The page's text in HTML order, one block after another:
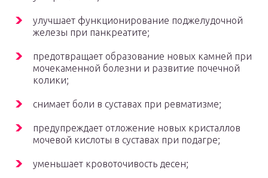
улучшает функционирование поджелудочной
железы при панкреатите;
предотвращает образование новых камней при
мочекаменной болезни и развитие почечной
колики;
снимает боли в суставах при ревматизме;
предупреждает отложение новых кристаллов
мочевой кислоты в суставах при подагре;
уменьшает кровоточивость десен;